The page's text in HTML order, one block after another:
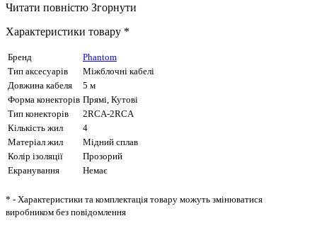
Читати повністю Згорнути
Характеристики товару *
Бренд
Phantom
Тип аксесуарів
Міжблочні кабелі
Довжина кабеля
5 м
Форма конекторів Прямі, Кутові
Тип конекторів
2RCA-2RCA
Кількість жил
4
Матеріал жил
Мідний сплав
Колір ізоляції
Прозорий
Екранування
Немає
* - Характеристики та комплектація товару можуть змінюватися
виробником без повідомлення